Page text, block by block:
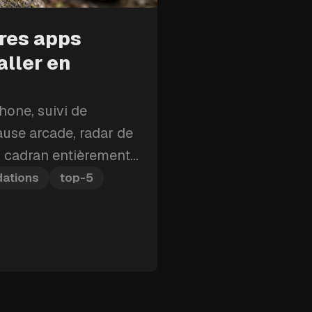
apps
en
suivi de
arcade, radar de
entièrement
les cinq apps
top-5